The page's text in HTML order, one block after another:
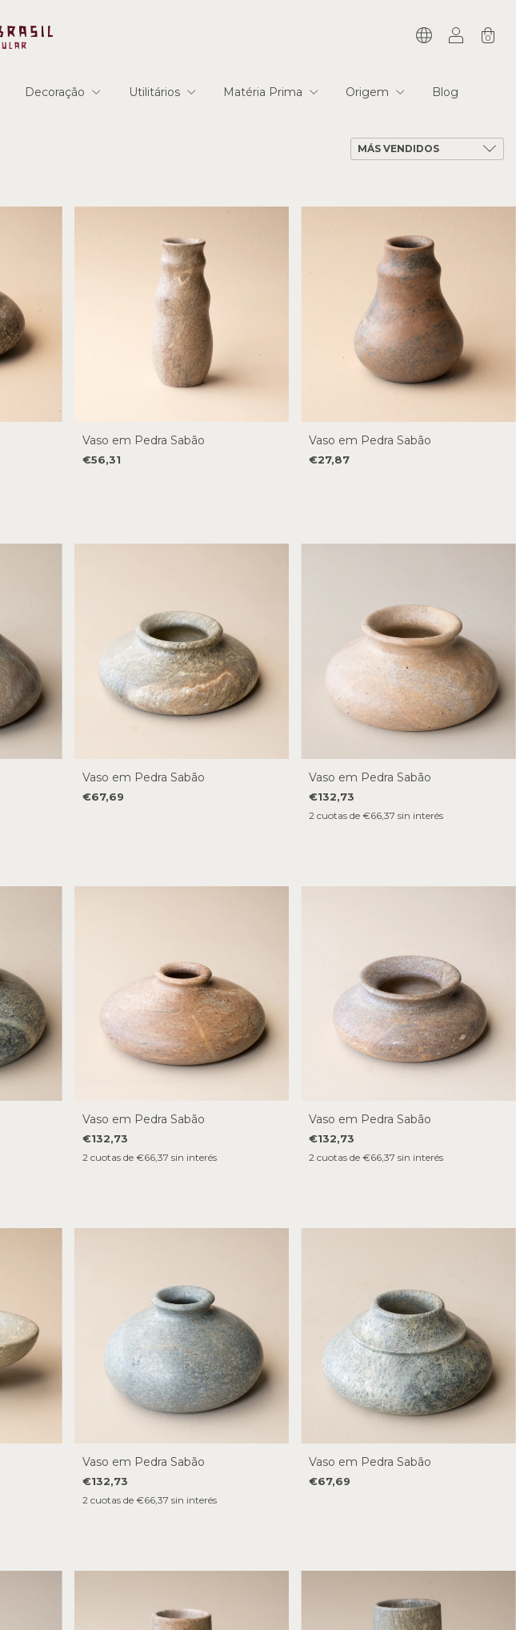
0
Decoração Utilitários Matéria Prima Origem Blog
Vaso em Pedra Sabão
€56,31
Vaso em Pedra Sabão
€27,87
Vaso em Pedra Sabão
€67,69
Vaso em Pedra Sabão
€132,73
2 cuotas de€66,37 sin interés
Vaso em Pedra Sabão
€132,73
2 cuotas de €66,37 sin interés
Vaso em Pedra Sabão
€132,73
2 cuotas de€66,37 sin interés
Vaso em Pedra Sabão
€132,73
2 cuotas de €66,37 sin interés
Vaso em Pedra Sabão
€67,69